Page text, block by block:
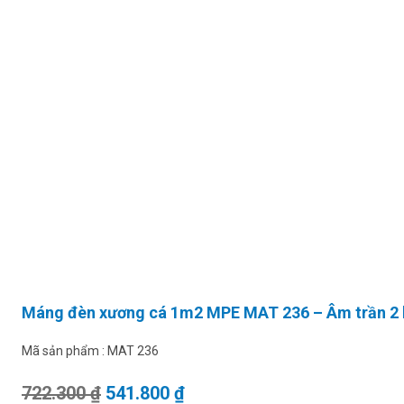
Máng đèn xương cá 1m2 MPE MAT 236 – Âm trần 2
Mã sản phẩm : MAT 236
722.300₫ Giá gốc là: 722.300 ₫.
541.800 ₫Giá hiện tại là: 541.800 ₫.